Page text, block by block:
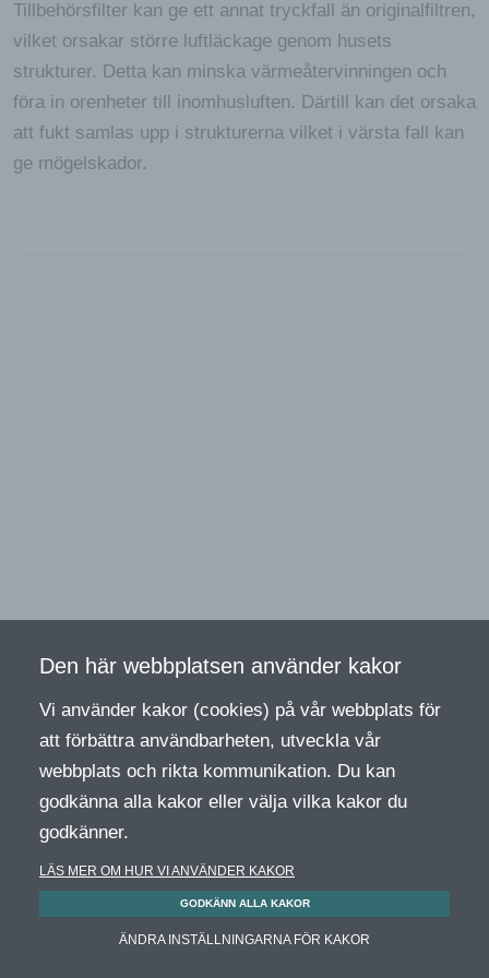
Tillbehörsfilter kan ge ett annat tryckfall än originalfiltren,
vilket orsakar större luftläckage genom husets
strukturer. Detta kan minska värmeåtervinningen och
föra in orenheter till inomhusluften. Därtill kan det orsaka
att fukt samlas upp i strukturerna vilket i värsta fall kan
ge mögelskador.
Den här webbplatsen använder kakor
Vi använder kakor (cookies) på vår webbplats för
att förbättra användbarheten, utveckla vår
webbplats och rikta kommunikation. Du kan
godkänna alla kakor eller välja vilka kakor du
godkänner.
LÄS MER OM HUR VI ANVÄNDER KAKOR
GODKÄNN ALLA KAKOR
ÄNDRA INSTÄLLNINGARNA FÖR KAKOR